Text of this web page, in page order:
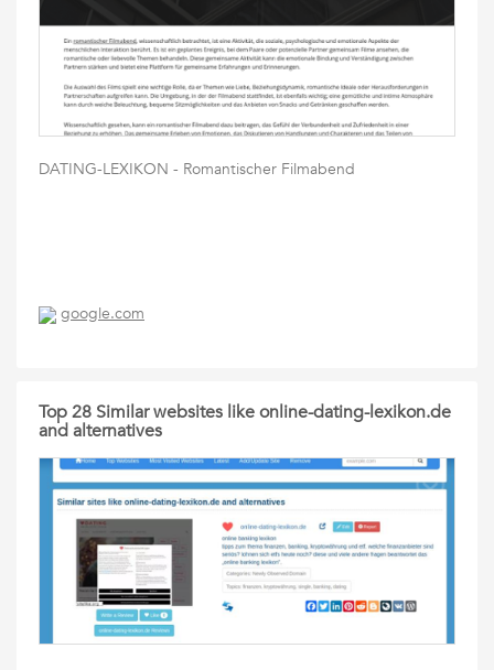
DATING-LEXIKON - Romantischer Filmabend
google.com
Top 28 Similar websites like online-dating-lexikon.de
and alternatives